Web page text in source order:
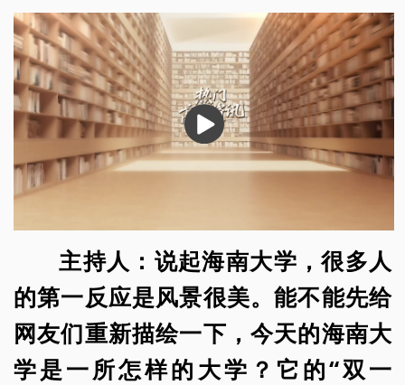
播
放
主持人：说起海南大学，很多人
的第一反应是风景很美。能不能先给
网友们重新描绘一下，今天的海南大
学是一所怎样的大学？它的“双一